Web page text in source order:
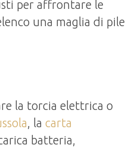
per affrontare le
una maglia di pile
la torcia elettrica o
, la carta
batteria,